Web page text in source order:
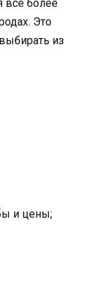
всё более
Это
из
и цены;